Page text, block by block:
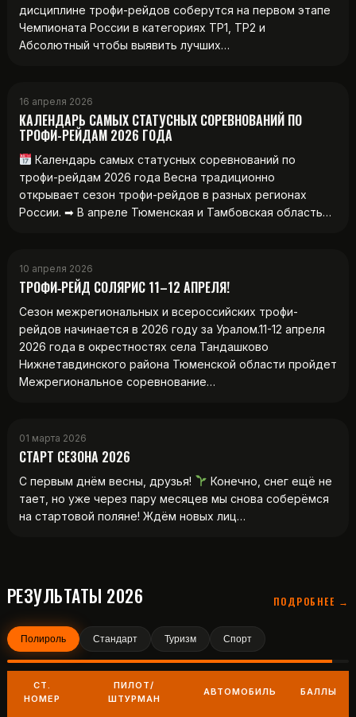
дисциплине трофи-рейдов соберутся на первом этапе
Чемпионата России в категориях ТР1, ТР2 и
Абсолютный чтобы выявить лучших…
16 апреля 2026
КАЛЕНДАРЬ САМЫХ СТАТУСНЫХ СОРЕВНОВАНИЙ ПО
ТРОФИ-РЕЙДАМ 2026 ГОДА
Календарь самых статусных соревнований по
трофи-рейдам 2026 года Весна традиционно
открывает сезон трофи-рейдов в разных регионах
России. ➡ В апреле Тюменская и Тамбовская область…
10 апреля 2026
ТРОФИ‑РЕЙД СОЛЯРИС 11–12 АПРЕЛЯ!
Сезон межрегиональных и всероссийских трофи-
рейдов начинается в 2026 году за Уралом.11-12 апреля
2026 года в окрестностях села Тандашково
Нижнетавдинского района Тюменской области пройдет
Межрегиональное соревнование…
01 марта 2026
СТАРТ СЕЗОНА 2026
С первым днём весны, друзья!
Конечно, снег ещё не
тает, но уже через пару месяцев мы снова соберёмся
на стартовой поляне! Ждём новых лиц…
РЕЗУЛЬТАТЫ 2026 ПОДРОБНЕЕ →
Полироль Стандарт Туризм Спорт
СТ.
НОМЕР
ПИЛОТ/
ШТУРМАН
АВТОМОБИЛЬ БАЛЛЫ